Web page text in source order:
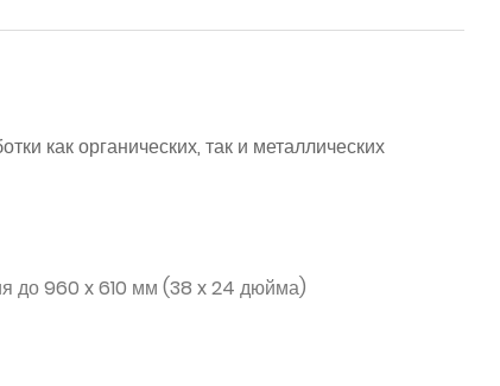
как органических, так и металлических
до 960 x 610 мм (38 x 24 дюйма)